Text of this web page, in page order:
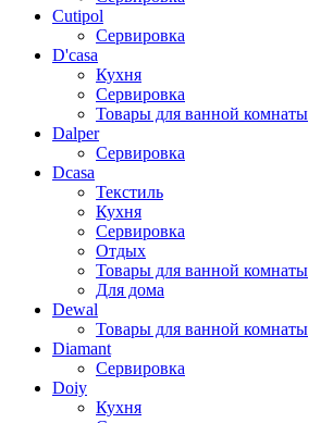
Cutipol
Сервировка
D'casa
Кухня
Сервировка
Товары для ванной комнаты
Dalper
Сервировка
Dcasa
Текстиль
Кухня
Сервировка
Отдых
Товары для ванной комнаты
Для дома
Dewal
Товары для ванной комнаты
Diamant
Сервировка
Doiy
Кухня